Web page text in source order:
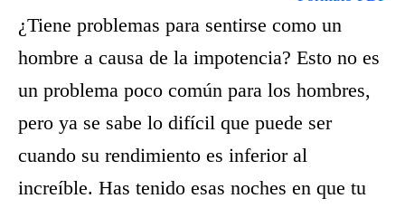
¿Tiene problemas para sentirse como un
hombre a causa de la impotencia? Esto no es
un problema poco común para los hombres,
pero ya se sabe lo difícil que puede ser
cuando su rendimiento es inferior al
increíble. Has tenido esas noches en que tu